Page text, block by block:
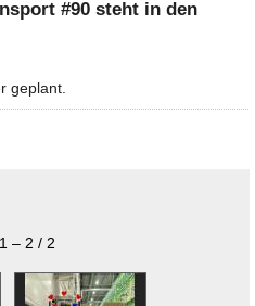
#90 steht in den
geplant.